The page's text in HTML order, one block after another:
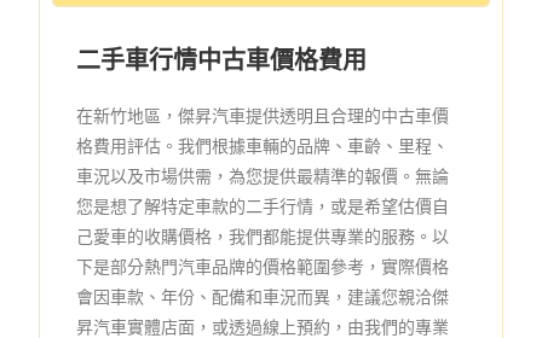
二手車行情中古車價格費用
在新竹地區，傑昇汽車提供透明且合理的中古車價
格費用評估。我們根據車輛的品牌、車齡、里程、
車況以及市場供需，為您提供最精準的報價。無論
您是想了解特定車款的二手行情，或是希望估價自
己愛車的收購價格，我們都能提供專業的服務。以
下是部分熱門汽車品牌的價格範圍參考，實際價格
會因車款、年份、配備和車況而異，建議您親洽傑
昇汽車實體店面，或透過線上預約，由我們的專業